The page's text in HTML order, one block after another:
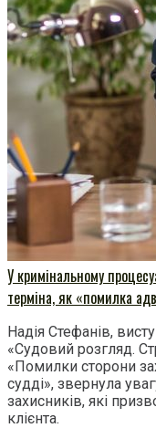
У кримінальному
терміна, як «помилка
Надія Стефанів,
«Судовий розгляд.
«Помилки сторони
судді», звернула
захисників, які
клієнта.